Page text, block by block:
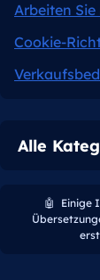
Arbeiten
Cookie-
Alle
🤖
Einige